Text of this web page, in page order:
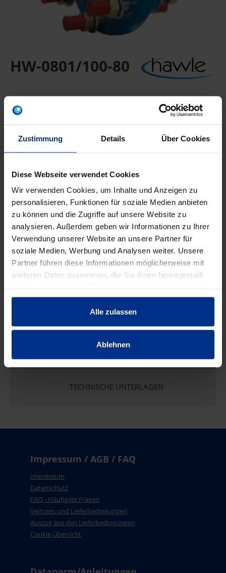
Zustimmung Details Über Cookies
Diese Webseite verwendet Cookies
Wir verwenden Cookies, um Inhalte und Anzeigen zu
personalisieren, Funktionen für soziale Medien anbieten
zu können und die Zugriffe auf unsere Website zu
analysieren. Außerdem geben wir Informationen zu Ihrer
Verwendung unserer Website an unsere Partner für
soziale Medien, Werbung und Analysen weiter. Unsere
Partner führen diese Informationen möglicherweise mit
weiteren Daten zusammen, die Sie ihnen bereitgestellt
gesammelt haben.
Alle zulassen
Ablehnen
HW-0801/100-80
Aus Sphäroguss, epoxy-pulverbeschichtet
Verpackungseinheit: -
HW-0801/100-80
MINUS
Stück
Min.: 1 Stück
302,00 € AAS
EIGENSCHAFTEN
TECHNISCHE UNTERLAGEN
Impressum / AGB / FAQ
Impressum
Datenschutz
FAQ - Häufigste Fragen
Vertrags und Lieferbedingungen
Auszug aus den Lieferbedingungen
Cookie Übersicht